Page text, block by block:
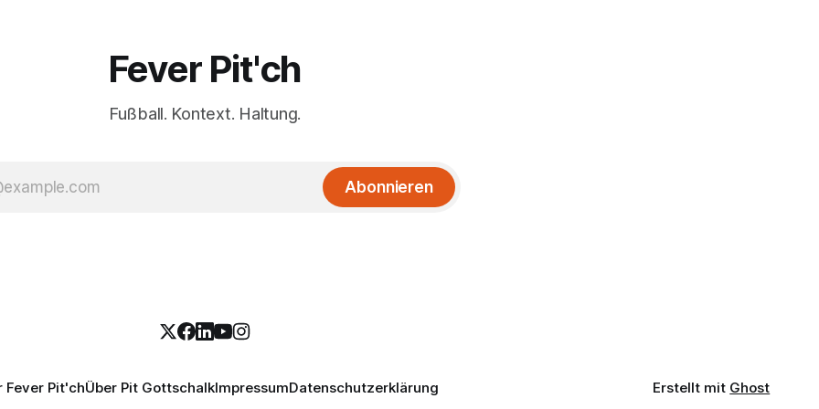
Fever Pit'ch
Fußball. Kontext. Haltung.
Abonnieren
Fever Pit'chÜber Pit GottschalkImpressumDatenschutzerklärung Erstellt mit Ghost